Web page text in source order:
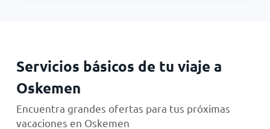
Servicios básicos de tu viaje a
Oskemen
Encuentra grandes ofertas para tus próximas
vacaciones en Oskemen